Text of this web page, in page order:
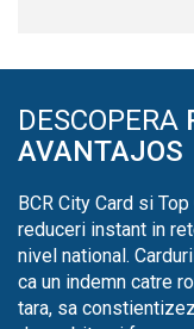
DESCOPERA
AVANTAJOS
BCR City Card si
reduceri instant in
nivel national.
ca un indemn catre
tara, sa